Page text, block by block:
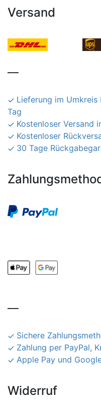
Versand
Lieferung im Umkreis
Tag
Kostenloser Versand
Kostenloser
30 Tage
Sichere
Zahlung per PayPal,
Apple Pay und
Widerruf